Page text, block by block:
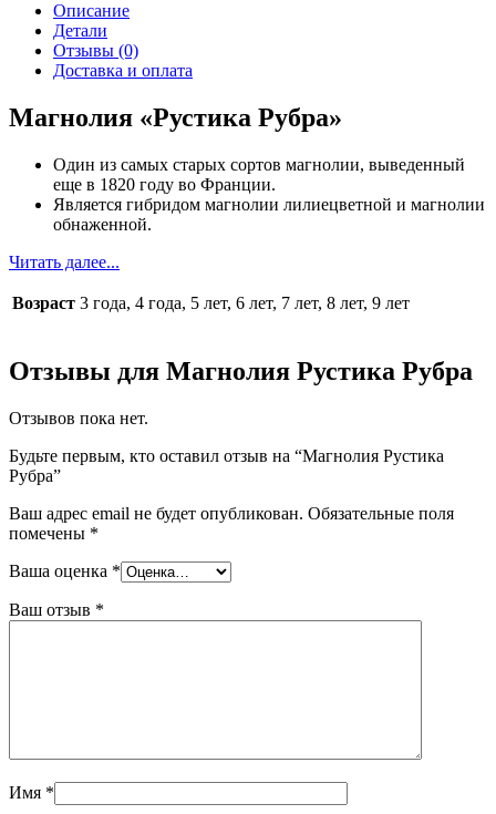
Описание
Детали
Отзывы (0)
Доставка и оплата
Магнолия «Рустика Рубра»
Один из самых старых сортов магнолии, выведенный
еще в 1820 году во Франции.
Является гибридом магнолии лилиецветной и магнолии
обнаженной.
Читать далее...
Возраст 3 года, 4 года, 5 лет, 6 лет, 7 лет, 8 лет, 9 лет
Отзывы для Магнолия Рустика Рубра
Отзывов пока нет.
Будьте первым, кто оставил отзыв на “Магнолия Рустика
Рубра”
Ваш адрес email не будет опубликован. Обязательные поля
помечены *
Ваша оценка *
Ваш отзыв *
Имя *